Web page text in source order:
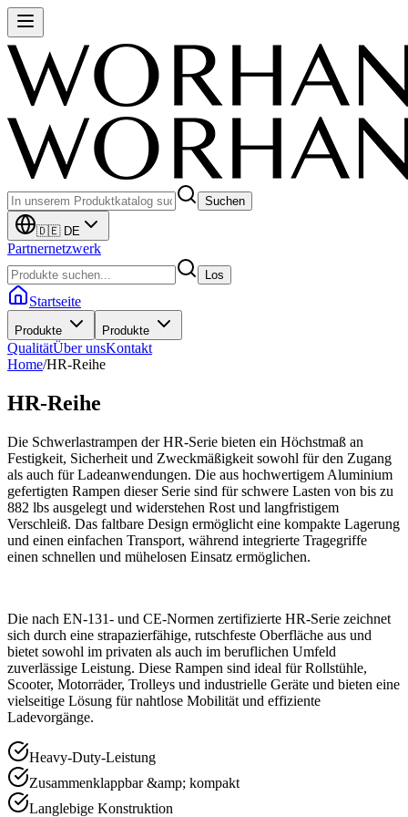
Suchen
🇩🇪 DE
Partnernetzwerk
Los
Startseite
Produkte Produkte
QualitätÜber unsKontakt
Home/HR-Reihe
HR-Reihe
Die Schwerlastrampen der HR-Serie bieten ein Höchstmaß an
Festigkeit, Sicherheit und Zweckmäßigkeit sowohl für den Zugang
als auch für Ladeanwendungen. Die aus hochwertigem Aluminium
gefertigten Rampen dieser Serie sind für schwere Lasten von bis zu
882 lbs ausgelegt und widerstehen Rost und langfristigem
Verschleiß. Das faltbare Design ermöglicht eine kompakte Lagerung
und einen einfachen Transport, während integrierte Tragegriffe
einen schnellen und mühelosen Einsatz ermöglichen.
Die nach EN-131- und CE-Normen zertifizierte HR-Serie zeichnet
sich durch eine strapazierfähige, rutschfeste Oberfläche aus und
bietet sowohl im privaten als auch im beruflichen Umfeld
zuverlässige Leistung. Diese Rampen sind ideal für Rollstühle,
Scooter, Motorräder, Trolleys und industrielle Geräte und bieten eine
vielseitige Lösung für nahtlose Mobilität und effiziente
Ladevorgänge.
Heavy-Duty-Leistung
Zusammenklappbar &amp; kompakt
Langlebige Konstruktion